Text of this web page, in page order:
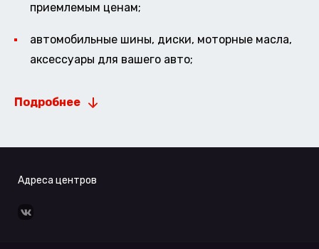
приемлемым ценам;
автомобильные шины, диски, моторные масла,
аксессуары для вашего авто;
Подробнее
Адреса центров